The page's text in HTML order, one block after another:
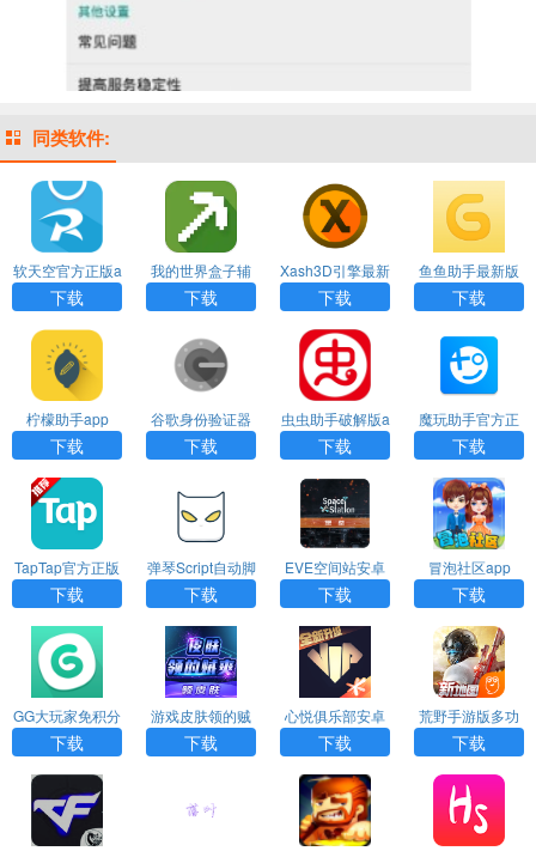
同类软件:
软天空官方正版a
pp
下载
我的世界盒子辅
助工具下载版ap
p
下载
Xash3D引擎最新
版下载app
下载
鱼鱼助手最新版
本安卓版app
下载
柠檬助手app
下载
谷歌身份验证器
(authenticator)下
载
下载
虫虫助手破解版a
pp
下载
魔玩助手官方正
版下载app
下载
TapTap官方正版
下载app
下载
弹琴Script自动脚
本工具app
下载
EVE空间站安卓
版app
下载
冒泡社区app
下载
GG大玩家免积分
破解版下载app
下载
游戏皮肤领的贼
爽免费版app
下载
心悦俱乐部安卓
版下载app
下载
荒野手游版多功
能辅助安卓版ap
p
下载